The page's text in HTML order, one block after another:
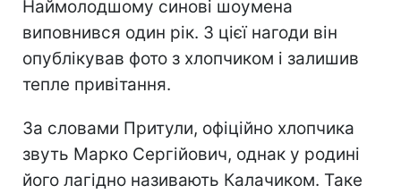
Наймолодшому синові шоумена
виповнився один рік. З цієї нагоди він
опублікував фото з хлопчиком і залишив
тепле привітання.
За словами Притули, офіційно хлопчика
звуть Марко Сергійович, однак у родині
його лагідно називають Калачиком. Таке